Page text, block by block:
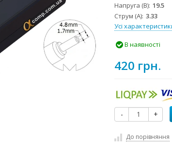
Напруга (В) 19.5
Струм (А) 3.33
Усі
В наявності
420 грн.
- +
До порівняння